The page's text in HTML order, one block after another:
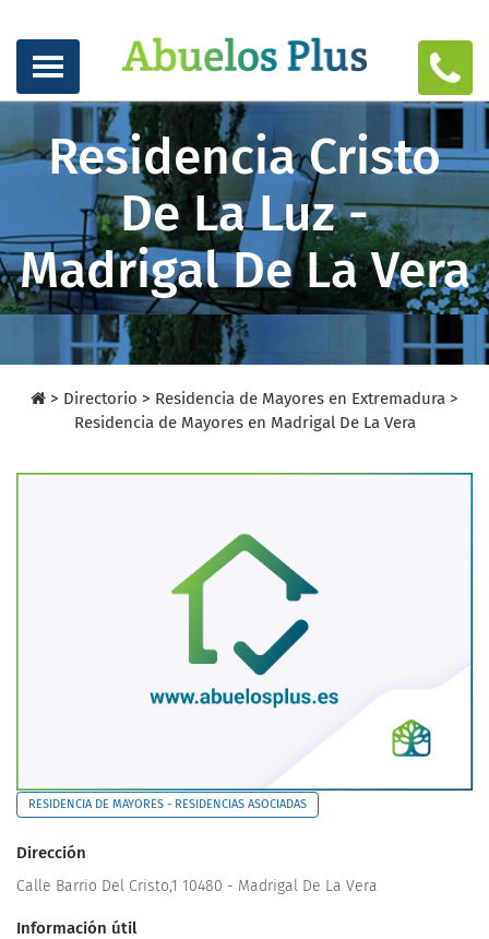
Residencia Cristo
De La Luz -
Madrigal De La Vera
> Directorio > Residencia de Mayores en Extremadura >
Residencia de Mayores en Madrigal De La Vera
RESIDENCIA DE MAYORES - RESIDENCIAS ASOCIADAS
Dirección
Calle Barrio Del Cristo,1 10480 - Madrigal De La Vera
Información útil